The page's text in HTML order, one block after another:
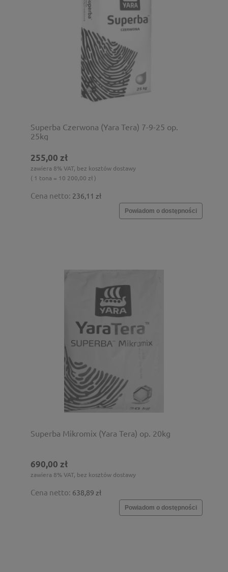
Superba Czerwona (Yara Tera) 7-9-25 op.
25kg
255,00 zł
zawiera 8% VAT, bez kosztów dostawy
( 1 tona = 10 200,00 zł )
Cena netto: 236,11 zł
Powiadom o dostępności
Superba Mikromix (Yara Tera) op. 20kg
690,00 zł
zawiera 8% VAT, bez kosztów dostawy
Cena netto: 638,89 zł
Powiadom o dostępności